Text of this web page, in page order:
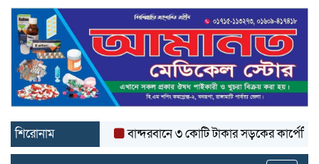
শিরোনাম বান্দরবানে ৩ কোটি টাকার সড়কের কার্পেটিং উঠে